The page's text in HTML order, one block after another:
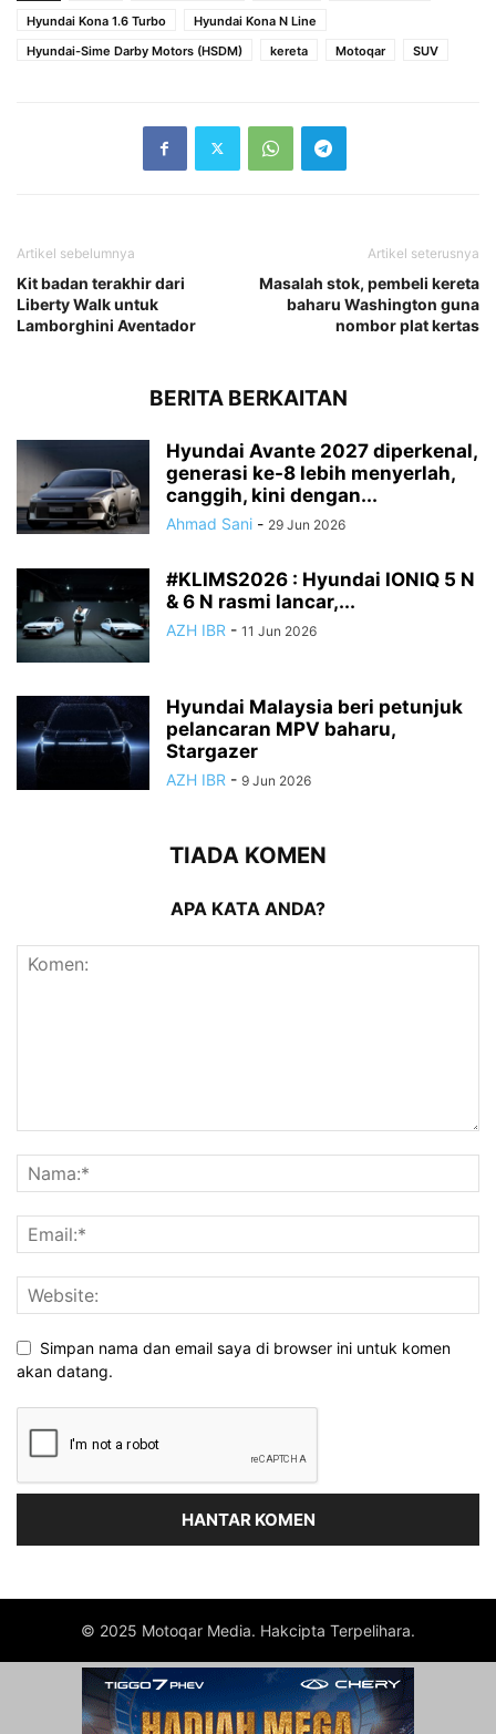
Hyundai Kona 1.6 Turbo
Hyundai Kona N Line
Hyundai-Sime Darby Motors (HSDM)
kereta Motoqar SUV
Artikel sebelumnya
Kit badan terakhir dari
Liberty Walk untuk
Lamborghini Aventador
Artikel seterusnya
Masalah stok, pembeli kereta
baharu Washington guna
nombor plat kertas
BERITA BERKAITAN
Hyundai Avante 2027 diperkenal,
generasi ke-8 lebih menyerlah,
canggih, kini dengan...
Ahmad Sani - 29 Jun 2026
#KLIMS2026 : Hyundai IONIQ 5 N
& 6 N rasmi lancar,...
AZH IBR - 11 Jun 2026
Hyundai Malaysia beri petunjuk
pelancaran MPV baharu,
Stargazer
AZH IBR - 9 Jun 2026
TIADA KOMEN
APA KATA ANDA?
Simpan nama dan email saya di browser ini untuk komen
akan datang.
© 2025 Motoqar Media. Hakcipta Terpelihara.